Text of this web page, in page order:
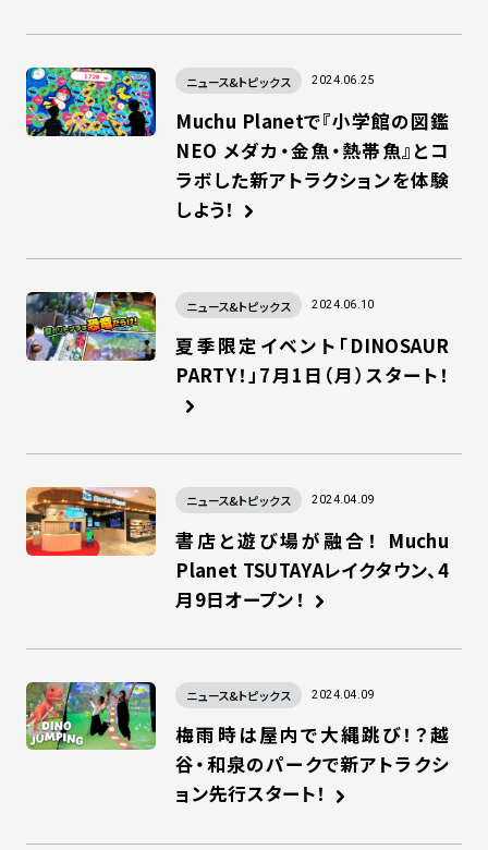
ニュース&トピックス 2024.06.25
Muchu Planetで『小学館の図鑑
NEO メダカ・金魚・熱帯魚』とコ
ラボした新アトラクションを体験
しよう！
ニュース&トピックス 2024.06.10
夏季限定イベント「DINOSAUR
PARTY！」7月1日（月）スタート！
ニュース&トピックス 2024.04.09
書店と遊び場が融合！ Muchu
Planet TSUTAYAレイクタウン、4
月9日オープン！
ニュース&トピックス 2024.04.09
梅雨時は屋内で大縄跳び！？越
谷・和泉のパークで新アトラクシ
ョン先行スタート！